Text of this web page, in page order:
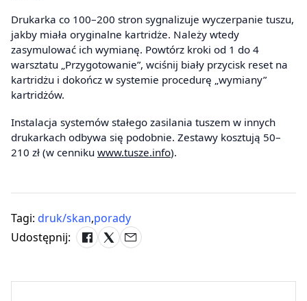
Drukarka co 100–200 stron sygnalizuje wyczerpanie tuszu,
jakby miała oryginalne kartridże. Należy wtedy
zasymulować ich wymianę. Powtórz kroki od 1 do 4
warsztatu „Przygotowanie”, wciśnij biały przycisk reset na
kartridżu i dokończ w systemie procedurę „wymiany”
kartridżów.
Instalacja systemów stałego zasilania tuszem w innych
drukarkach odbywa się podobnie. Zestawy kosztują 50–
210 zł (w cenniku www.tusze.info).
Tagi: druk/skan,porady
Udostępnij: